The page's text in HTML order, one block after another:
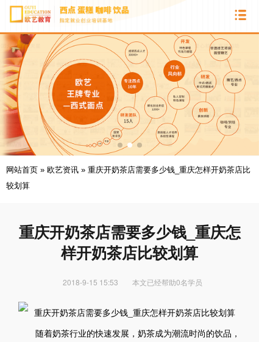
网站首页 » 欧艺资讯 » 重庆开奶茶店需要多少钱_重庆怎样开奶茶店比
较划算
重庆开奶茶店需要多少钱_重庆怎
样开奶茶店比较划算
2018-9-15 15:53 本文已经帮助0名学员
随着奶茶行业的快速发展，奶茶成为潮流时尚的饮品，